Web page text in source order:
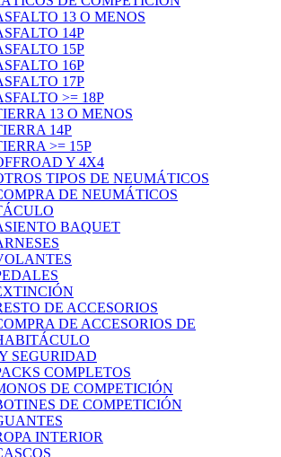
13 O MENOS
14P
15P
16P
17P
>= 18P
13 O MENOS
14P
>= 15P
Y 4X4
TIPOS DE NEUMÁTICOS
DE NEUMÁTICOS
BAQUET
DE ACCESORIOS
DE ACCESORIOS DE
SEGURIDAD
COMPLETOS
DE COMPETICIÓN
DE COMPETICIÓN
INTERIOR